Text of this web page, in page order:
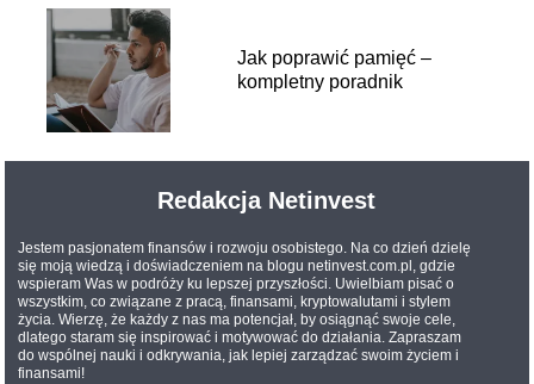
Jak poprawić pamięć –
kompletny poradnik
Redakcja Netinvest
Jestem pasjonatem finansów i rozwoju osobistego. Na co dzień dzielę
się moją wiedzą i doświadczeniem na blogu netinvest.com.pl, gdzie
wspieram Was w podróży ku lepszej przyszłości. Uwielbiam pisać o
wszystkim, co związane z pracą, finansami, kryptowalutami i stylem
życia. Wierzę, że każdy z nas ma potencjał, by osiągnąć swoje cele,
dlatego staram się inspirować i motywować do działania. Zapraszam
do wspólnej nauki i odkrywania, jak lepiej zarządzać swoim życiem i
finansami!